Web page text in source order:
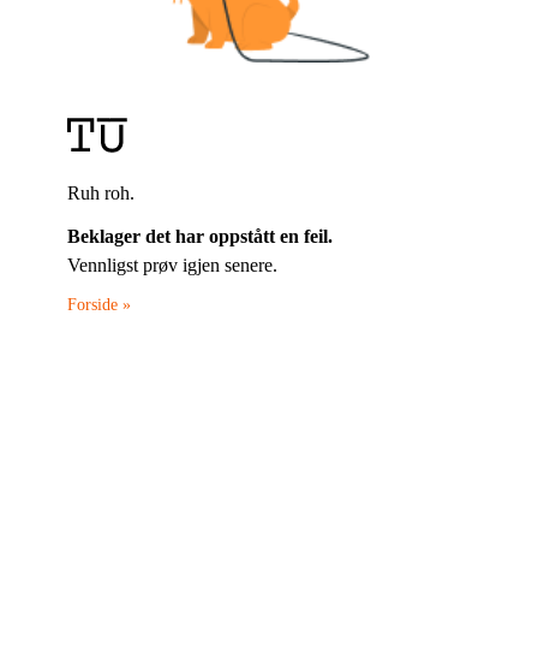
Ruh roh.
Beklager det har oppstått en feil.
Vennligst prøv igjen senere.
Forside »